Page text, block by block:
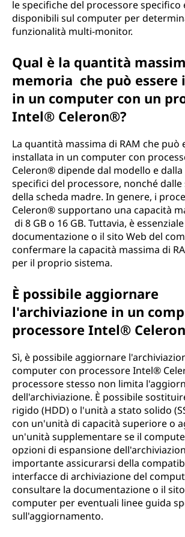
le specifiche del processore specifico
disponibili sul computer per
funzionalità multi-monitor.
Qual è la quantità
memoria che può essere
in un computer con un
Intel® Celeron®?
La quantità massima di RAM che può
installata in un computer con
Celeron® dipende dal modello e
specifici del processore, nonché
della scheda madre. In genere, i
Celeron® supportano una capacità
di 8 GB o 16 GB. Tuttavia, è
documentazione o il sito Web del
confermare la capacità massima di
per il proprio sistema.
È possibile aggiornare
l'archiviazione in un
processore Intel®
Sì, è possibile aggiornare
computer con processore Intel®
processore stesso non limita
dell'archiviazione. È possibile
rigido (HDD) o l'unità a stato solido
con un'unità di capacità superiore o
un'unità supplementare se il
opzioni di espansione
importante assicurarsi della
interfacce di archiviazione del
consultare la documentazione o il
computer per eventuali linee guida
sull'aggiornamento.